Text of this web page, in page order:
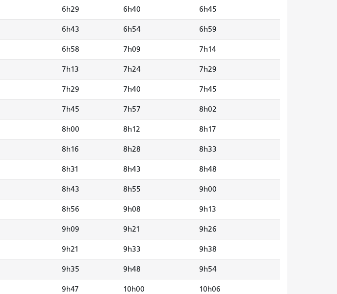
6h29 6h40 6h45
6h43 6h54 6h59
6h58 7h09 7h14
7h13 7h24 7h29
7h29 7h40 7h45
7h45 7h57 8h02
8h00 8h12 8h17
8h16 8h28 8h33
8h31 8h43 8h48
8h43 8h55 9h00
8h56 9h08 9h13
9h09 9h21 9h26
9h21 9h33 9h38
9h35 9h48 9h54
9h47 10h00 10h06